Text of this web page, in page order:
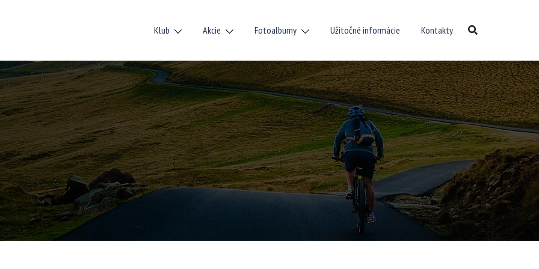
Klub Akcie Fotoalbumy Užitočné informácie Kontakty